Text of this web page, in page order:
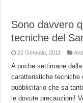
Sono davvero
tecniche del
22 Gennaio, 2011
A poche settimane
caratteristiche tecniche
pubblicitario che sa
le dovute precauzioni!